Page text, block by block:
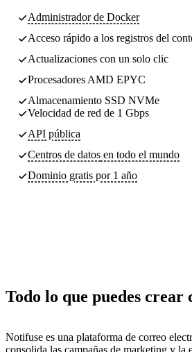
Administrador de Docker
Acceso rápido a los registros del
Actualizaciones con un solo clic
Procesadores AMD EPYC
Almacenamiento SSD NVMe
Velocidad de red de 1 Gbps
API pública
Centros de datos en todo el mundo
Dominio gratis por 1 año
Todo lo que puedes crear
Notifuse es una plataforma de correo